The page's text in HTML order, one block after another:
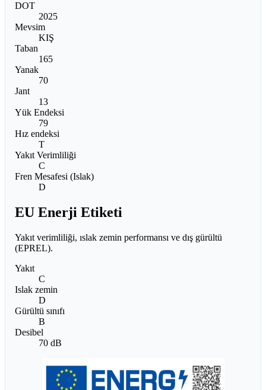
DOT
2025
Mevsim
KIŞ
Taban
165
Yanak
70
Jant
13
Yük Endeksi
79
Hız endeksi
T
Yakıt Verimliliği
C
Fren Mesafesi (Islak)
D
EU Enerji Etiketi
Yakıt verimliliği, ıslak zemin performansı ve dış gürültü
(EPREL).
Yakıt
C
Islak zemin
D
Gürültü sınıfı
B
Desibel
70 dB